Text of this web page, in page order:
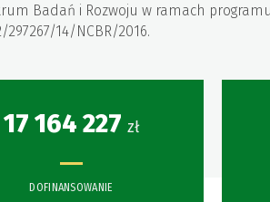
Badań i Rozwoju w ramach
297267/14/NCBR/2016.
17 164 227 zł
DOFINANSOWANIE